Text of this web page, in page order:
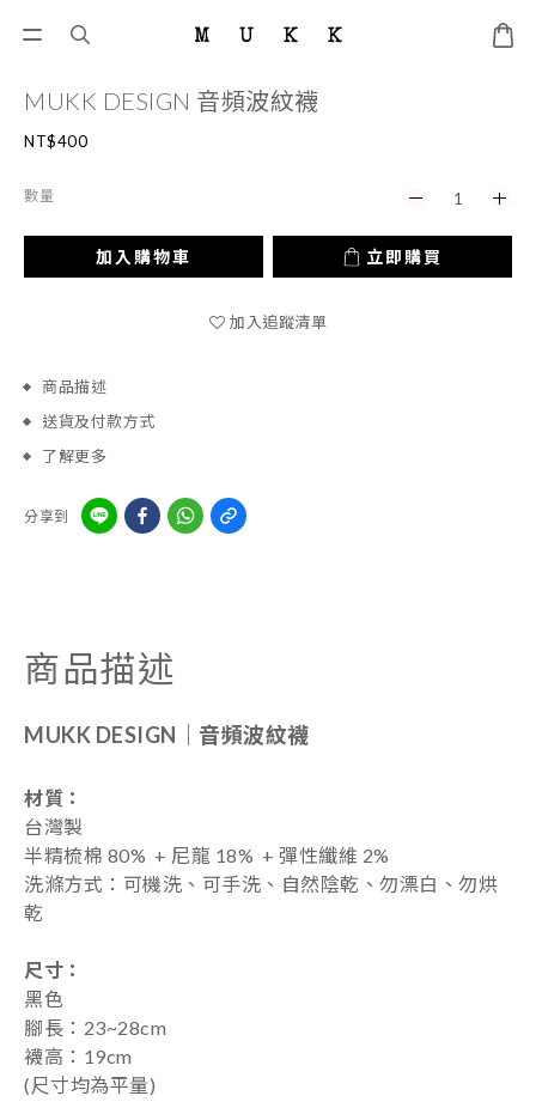
MUKK DESIGN 音頻波紋襪
NT$400
數量
加入購物車 立即購買
加入追蹤清單
商品描述
送貨及付款方式
了解更多
分享到
商品描述
MUKK DESIGN｜ 音頻波紋襪
材質：
台灣製
半精梳棉 80% + 尼龍 18% + 彈性纖維 2%
洗滌方式：可機洗、可手洗、自然陰乾、勿漂白、勿烘
乾
尺寸：
黑色
腳長：23~28cm
襪高：19cm
(尺寸均為平量)